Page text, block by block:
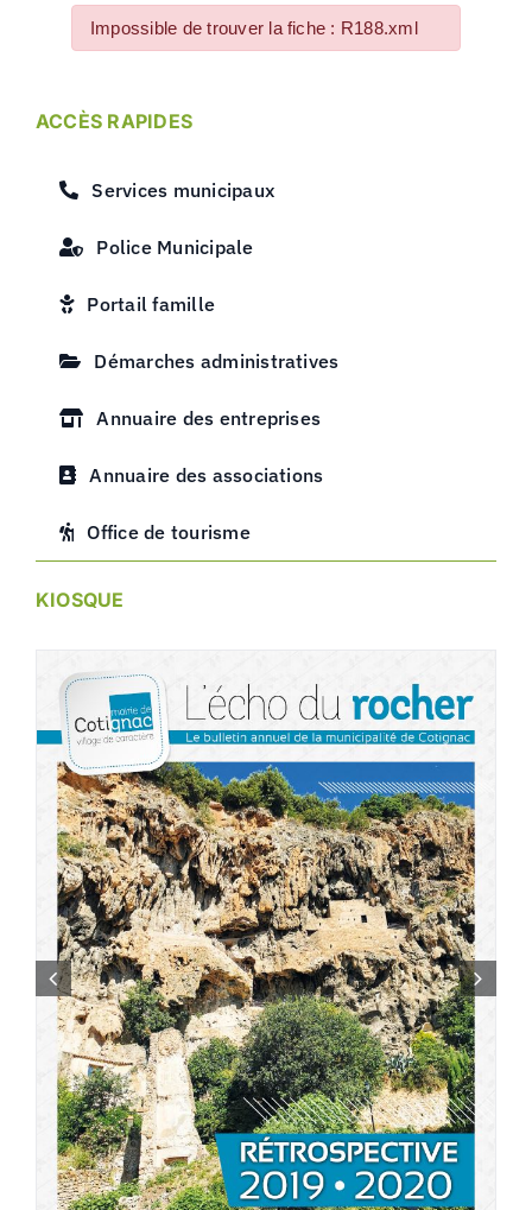
Impossible de trouver la fiche : R188.xml
ACCÈS RAPIDES
Services municipaux
Police Municipale
Portail famille
Démarches administratives
Annuaire des entreprises
Annuaire des associations
Office de tourisme
KIOSQUE